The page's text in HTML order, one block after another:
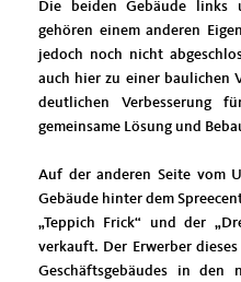
Die beiden Gebäude links
gehören einem anderen
jedoch noch nicht
auch hier zu einer baulichen
deutlichen Verbesserung
gemeinsame Lösung und
Auf der anderen Seite vom
Gebäude hinter dem
Teppich Frick“ und der
verkauft. Der Erwerber
Geschäftsgebäudes in den